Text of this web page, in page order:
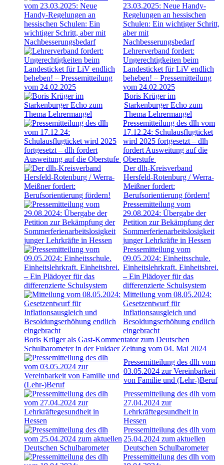
23.03.2025: Neue Handy-
Regelungen an hessischen
Schulen: Ein wichtiger Schritt,
aber mit
Nachbesserungsbedarf
Lehrerverband fordert:
Ungerechtigkeiten beim
Landesticket für LiV endlich
beheben! – Pressemitteilung
vom 24.02.2025
Boris Krüger im
Starkenburger Echo zum
Thema Lehrermangel
Pressemitteilung des dlh vom
17.12.24: Schulausflugticket
wird 2025 fortgesetzt – dlh
fordert Ausweitung auf die
Oberstufe
Der dlh-Kreisverband
Hersfeld-Rotenburg / Werra-
Meißner fordert:
Berufsorientierung fördern!
Pressemitteilung vom
29.08.2024: Übergabe der
Petition zur Bekämpfung der
Sommerferienarbeitslosigkeit
junger Lehrkräfte in Hessen
Pressemitteilung vom
09.05.2024: Einheitsschule.
Einheitslehrkraft. Einheitsbrei.
– Ein Plädoyer für das
differenzierte Schulsystem
Mitteilung vom 08.05.2024:
Gesetzentwurf für
Inflationsausgleich und
Besoldungserhöhung endlich
eingebracht
Boris Krüger als Gast-Kommentator zum Deutschen
Schulbarometer in der Fuldaer Zeitung vom 04. Mai 2024
Pressemitteilung des dlh vom
03.05.2024 zur Vereinbarkeit
von Familie und (Lehr-)Beruf
Pressemitteilung des dlh vom
27.04.2024 zur
Lehrkräftegesundheit in
Hessen
Pressemitteilung des dlh vom
25.04.2024 zum aktuellen
Deutschen Schulbarometer
Pressemitteilung des dlh vom